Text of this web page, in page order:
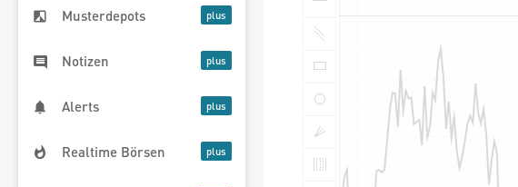
Musterdepots
Notizen
Alerts
Realtime Börsen